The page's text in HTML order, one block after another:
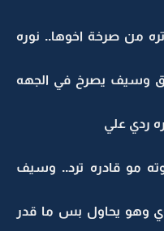
من صرخة اخوها.. نوره
وسيف يصرخ في الجهه
ردي علي
مو قادره ترد.. وسيف
وهو يحاول بس ما قدر